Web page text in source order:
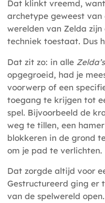
Dat klinkt vreemd,
archetype geweest van
werelden van Zelda
techniek toestaat. Dus
Dat zit zo: in alle Zelda’s
opgegroeid, had je
voorwerp of een
toegang te krijgen tot
spel. Bijvoorbeeld de
weg te tillen, een
blokkeren in de grond
om je pad te verlichten.
Dat zorgde altijd voor
Gestructureerd ging er
van de spelwereld